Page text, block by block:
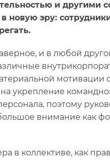
и
новую эру:
и в любой
мотивации
укрепление
поэтому
внимание как
в коллективе, как